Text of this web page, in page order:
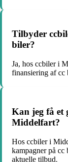
Tilbyder
biler?
Ja, hos ccbiler i
finansiering af cc
Kan jeg få et
Middelfart?
Hos ccbiler i
kampagner på cc
aktuelle tilbud.